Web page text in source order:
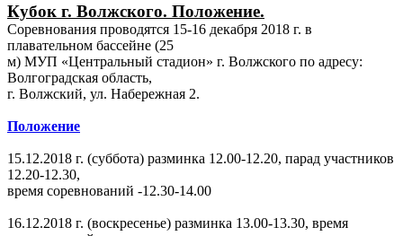
Кубок г. Волжского. Положение.
Соревнования проводятся 15-16 декабря 2018 г. в
плавательном бассейне (25
м) МУП «Центральный стадион» г. Волжского по адресу:
Волгоградская область,
г. Волжский, ул. Набережная 2.
Положение
15.12.2018 г. (суббота) разминка 12.00-12.20, парад участников
12.20-12.30,
время соревнований -12.30-14.00
16.12.2018 г. (воскресенье) разминка 13.00-13.30, время